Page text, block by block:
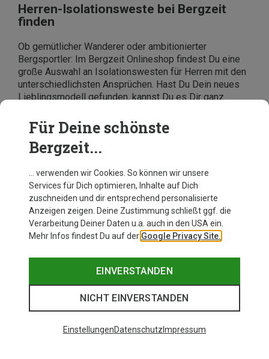
Herren-Isolationsweste bei Bergzeit
finden
Ob gemütlicher Wanderer oder ambitionierter
Bergsportler: Im Bergzeit Onlineshop findest Du eine
große Auswahl an Isolationswesten für Herren mit den
unterschiedlichsten Ansprüchen. Hast Du Dein neues
Lieblingsmodell gefunden, kannst Du es Dir ganz
lassen. Sind noch Fragen offen, helfen Dir unsere
kompetenten Kollegen vom Kundenservice
weiter. Du erreichst sie telefonisch oder über unser
Kontaktformular.
Für Deine schönste
Bergzeit...
… verwenden wir Cookies. So können wir unsere
Services für Dich optimieren, Inhalte auf Dich
zuschneiden und dir entsprechend personalisierte
Anzeigen zeigen. Deine Zustimmung schließt ggf. die
Verarbeitung Deiner Daten u.a. auch in den USA ein.
Mehr Infos findest Du auf der Google Privacy Site.
EINVERSTANDEN
NICHT EINVERSTANDEN
EinstellungenDatenschutz Impressum